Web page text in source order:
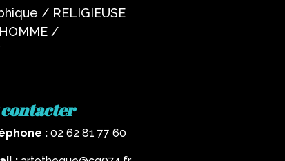
/ RELIGIEUSE
/
contacter
: 02 62 81 77 60